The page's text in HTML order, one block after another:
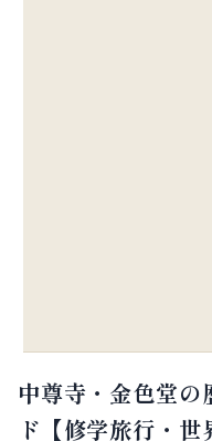
中尊寺・金色堂の
ド【修学旅行・世